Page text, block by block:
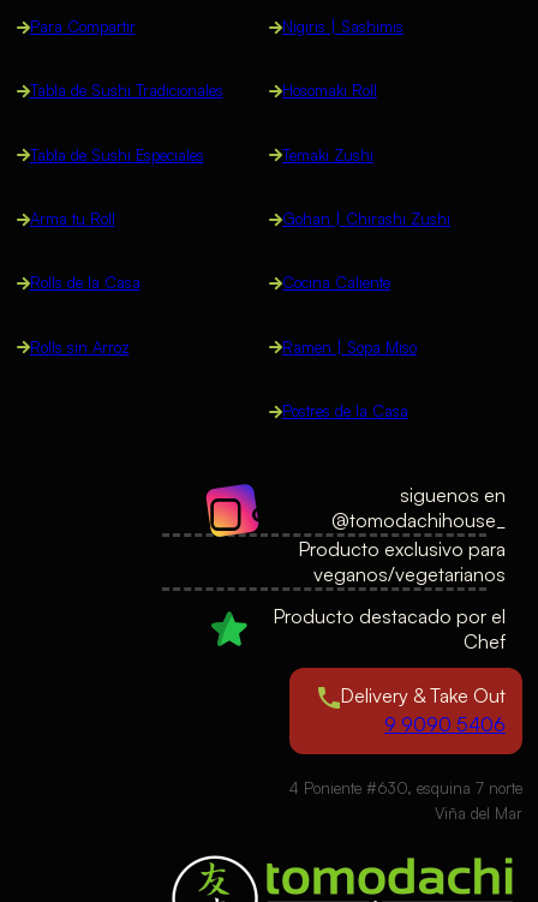
Para Compartir
Tabla de Sushi Tradicionales
Tabla de Sushi Especiales
Arma tu Roll
Rolls de la Casa
Rolls sin Arroz
Nigiris | Sashimis
Hosomaki Roll
Temaki Zushi
Gohan | Chirashi Zushi
Cocina Caliente
Ramen | Sopa Miso
Postres de la Casa
siguenos en
@tomodachihouse_
Producto exclusivo para
veganos/vegetarianos
Producto destacado por el
Chef
Delivery & Take Out
9 9090 5406
4 Poniente #630, esquina 7 norte
Viña del Mar